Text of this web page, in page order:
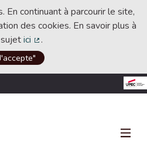
En continuant à parcourir le site,
des cookies. En savoir plus à
ici
(Lien externe)
.